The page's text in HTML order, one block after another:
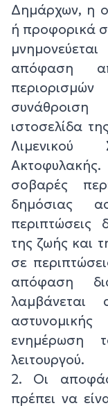
Δημάρχων, η
ή προφορικά
απόφαση
συνάθροιση
ιστοσελίδα
σοβαρές
δημόσιας
περιπτώσεις
της ζωής και
σε
απόφαση
ενημέρωση
λειτουργού.
2. Οι
πρέπει να